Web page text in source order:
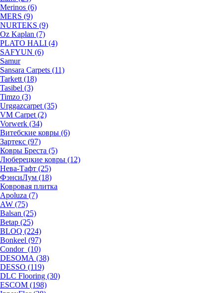
Merinos (6)
MERS (9)
NURTEKS (9)
Oz Kaplan (7)
PLATO HALI (4)
SAFYUN (6)
Samur
Sansara Carpets (11)
Tarkett (18)
Tasibel (3)
Timzo (3)
Urggazcarpet (35)
VM Carpet (2)
Vorwerk (34)
Витебские ковры (6)
Зартекс (97)
Ковры Бреста (5)
Люберецкие ковры (12)
Нева-Тафт (25)
ФэнсиЛум (18)
Ковровая плитка
Apoluza (7)
AW (75)
Balsan (25)
Betap (25)
BLOQ (224)
Bonkeel (97)
Condor (10)
DESOMA (38)
DESSO (119)
DLC Flooring (30)
ESCOM (198)